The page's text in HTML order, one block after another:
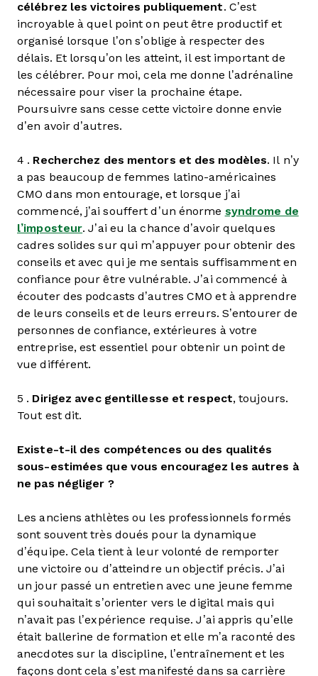
célébrez les victoires publiquement. C’est
incroyable à quel point on peut être productif et
organisé lorsque l’on s’oblige à respecter des
délais. Et lorsqu’on les atteint, il est important de
les célébrer. Pour moi, cela me donne l’adrénaline
nécessaire pour viser la prochaine étape.
Poursuivre sans cesse cette victoire donne envie
d’en avoir d’autres.
4 . Recherchez des mentors et des modèles. Il n’y
a pas beaucoup de femmes latino-américaines
CMO dans mon entourage, et lorsque j’ai
commencé, j’ai souffert d’un énorme syndrome de
l’imposteur. J’ai eu la chance d’avoir quelques
cadres solides sur qui m’appuyer pour obtenir des
conseils et avec qui je me sentais suffisamment en
confiance pour être vulnérable. J’ai commencé à
écouter des podcasts d’autres CMO et à apprendre
de leurs conseils et de leurs erreurs. S’entourer de
personnes de confiance, extérieures à votre
entreprise, est essentiel pour obtenir un point de
vue différent.
5 . Dirigez avec gentillesse et respect, toujours.
Tout est dit.
Existe-t-il des compétences ou des qualités
sous-estimées que vous encouragez les autres à
ne pas négliger ?
Les anciens athlètes ou les professionnels formés
sont souvent très doués pour la dynamique
d’équipe. Cela tient à leur volonté de remporter
une victoire ou d’atteindre un objectif précis. J’ai
un jour passé un entretien avec une jeune femme
qui souhaitait s’orienter vers le digital mais qui
n’avait pas l’expérience requise. J’ai appris qu’elle
était ballerine de formation et elle m’a raconté des
anecdotes sur la discipline, l’entraînement et les
façons dont cela s’est manifesté dans sa carrière